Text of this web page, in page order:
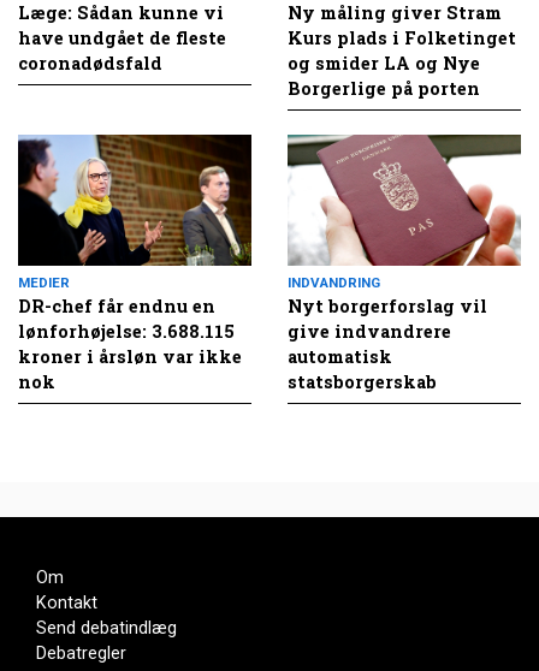
Læge: Sådan kunne vi
have undgået de fleste
coronadødsfald
Ny måling giver Stram
Kurs plads i Folketinget
og smider LA og Nye
Borgerlige på porten
MEDIER
DR-chef får endnu en
lønforhøjelse: 3.688.115
kroner i årsløn var ikke
nok
INDVANDRING
Nyt borgerforslag vil
give indvandrere
automatisk
statsborgerskab
Om
Kontakt
Send debatindlæg
Debatregler